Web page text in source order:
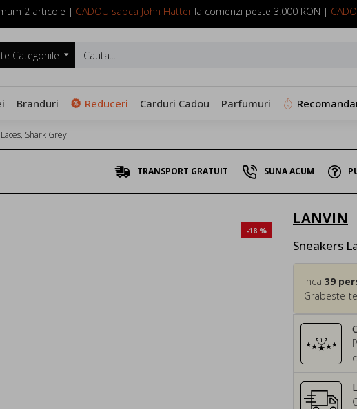
2 articole | CADOU sapca John Hatterla comenzi peste 3.000 RON |
SUNA ACUM: 0799 098 088
Categoriile
Branduri Reduceri Carduri Cadou Parfumuri
Shark Grey
TRANSPORT GRATUIT SUNA ACUM
-18 %
LANVIN
Sneakers
Inca 39
Grabeste-